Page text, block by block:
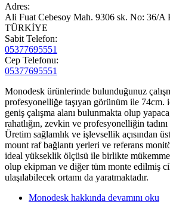
Adres:
Ali Fuat Cebesoy Mah. 9306 sk. No: 36/A
TÜRKİYE
Sabit Telefon:
05377695551
Cep Telefonu:
05377695551
Monodesk ürünlerinde bulunduğunuz
profesyonelliğe taşıyan görünüm ile 74cm.
geniş çalışma alanı bulunmakta olup
rahatlığın, zevkin ve profesyonelliğin tadını
Üretim sağlamlık ve işlevsellik açısından
mount raf bağlantı yerleri ve referans
ideal yükseklik ölçüsü ile birlikte
olup ekipman ve diğer tüm monte edilmiş
ulaşılabilecek ortamı da yaratmaktadır.
Monodesk hakkında devamını oku